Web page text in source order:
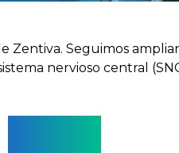
Zentiva. Seguimos
nervioso central